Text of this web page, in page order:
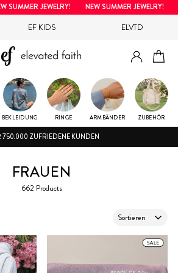
NEW SUMMER JEWELRY! NEW
EF KIDS ELVTD
BEKLEIDUNG RINGE ARMBÄNDER ZUBEHÖR
750.000 ZUFRIEDENE KUNDEN
FRAUEN
662 Products